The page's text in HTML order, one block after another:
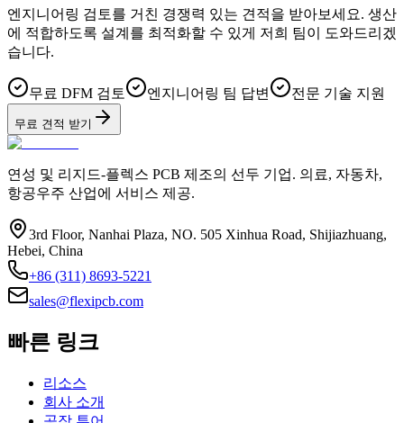
엔지니어링 검토를 거친 경쟁력 있는 견적을 받아보세요. 생산
에 적합하도록 설계를 최적화할 수 있게 저희 팀이 도와드리겠
습니다.
무료 DFM 검토 엔지니어링 팀 답변 전문 기술 지원
무료 견적 받기
연성 및 리지드-플렉스 PCB 제조의 선두 기업. 의료, 자동차,
항공우주 산업에 서비스 제공.
3rd Floor, Nanhai Plaza, NO. 505 Xinhua Road, Shijiazhuang,
Hebei, China
+86 (311) 8693-5221
sales@flexipcb.com
빠른 링크
리소스
회사 소개